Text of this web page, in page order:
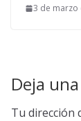
3 de marzo
Deja
Tu dirección